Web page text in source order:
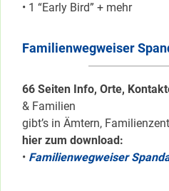
• 1 “Early Bird” + mehr
Familienwegweiser
66 Seiten Info, Orte,
& Familien
gibt’s in Ämtern,
hier zum download:
• Familienwegweiser